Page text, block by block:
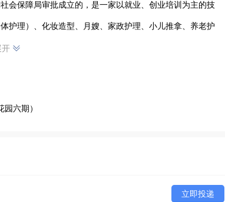
会保障局审批成立的，是一家以就业、创业培训为主的技
护理）、化妆造型、月嫂、家政护理、小儿推拿、养老护
历提升、成人自考，健康管理师、人力资源管理师、保育
开
六期）
立即投递